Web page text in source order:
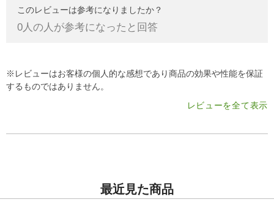
このレビューは参考になりましたか？
0人の人が参考になったと回答
※レビューはお客様の個人的な感想であり商品の効果や性能を保証
するものではありません。
レビューを全て表示
最近見た商品